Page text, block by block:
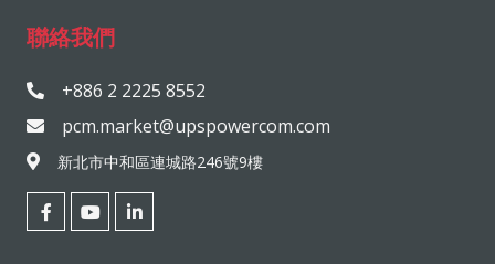
聯絡我們
+886 2 2225 8552
pcm.market@upspowercom.com
新北市中和區連城路246號9樓